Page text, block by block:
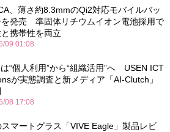
、薄さ約8.3mmのQi2対応モバイルバッ
を発売 準固体リチウムイオン電池採用で
携帯性を両立
09 01:08
“個人利用”から“組織活用”へ USEN ICT
が実態調査と新メディア「AI-Clutch」
08 17:08
スマートグラス「VIVE Eagle」製品レビ